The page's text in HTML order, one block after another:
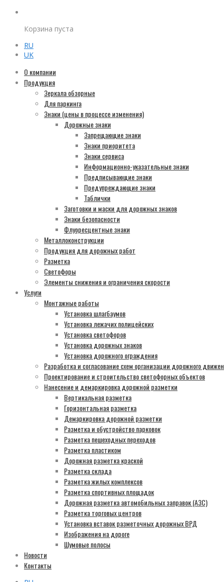
Корзина пуста
RU
UK
О компании
Продукция
Зеркала обзорные
Для паркинга
Знаки (цены в процессе изменения)
Дорожные знаки
Запрещающие знаки
Знаки приоритета
Знаки сервиса
Информационно-указательные знаки
Предписывающие знаки
Предупреждающие знаки
Таблички
Заготовки и маски для дорожных знаков
Знаки безопасности
Флуоресцентные знаки
Металлоконструкции
Продукция для дорожных работ
Разметка
Светофоры
Элементы снижения и ограничения скорости
Услуги
Монтажные работы
Установка шлагбаумов
Установка лежачих полицейских
Установка светофоров
Установка дорожных знаков
Установка дорожного ограждения
Разработка и согласование схем организации дорожного
Проектирование и строительство светофорных объектов
Нанесение и демаркировка дорожной разметки
Вертикальная разметка
Горизонтальная разметка
Демаркировка дорожной разметки
Разметка и обустройство парковок
Разметка пешеходных переходов
Разметка пластиком
Дорожная разметка краской
Разметка склада
Разметка жилых комплексов
Разметка спортивных площадок
Дорожная разметка автомобильных заправок (АЗС)
Разметка торговых центров
Установка вставок разметочных дорожных ВРД
Изображения на дороге
Шумовые полосы
Новости
Контакты